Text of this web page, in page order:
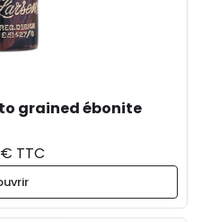
grained ébonite
TTC